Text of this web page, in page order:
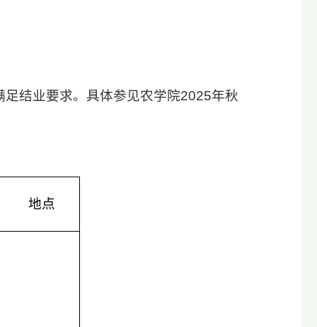
足结业要求。具体参见农学院2025年秋
地点